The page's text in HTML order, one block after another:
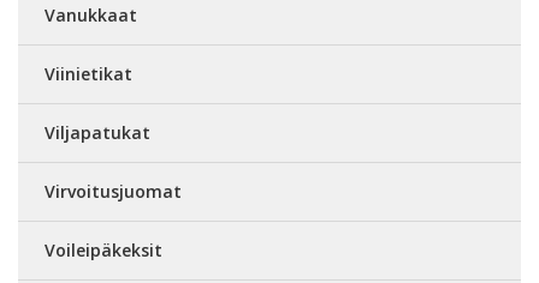
Vanukkaat
Viinietikat
Viljapatukat
Virvoitusjuomat
Voileipäkeksit